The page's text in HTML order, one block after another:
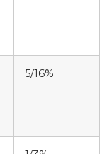
5/16%